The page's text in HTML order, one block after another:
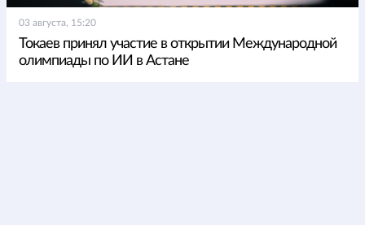
03 августа, 15:20
Токаев принял участие в открытии Международной
олимпиады по ИИ в Астане